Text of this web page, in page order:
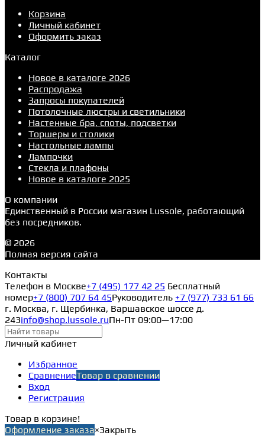
Корзина
Личный кабинет
Оформить заказ
Каталог
Новое в каталоге 2026
Распродажа
Запросы покупателей
Потолочные люстры и светильники
Настенные бра, споты, подсветки
Торшеры и столики
Настольные лампы
Лампочки
Стекла и плафоны
Новое в каталоге 2025
О компании
Единственный в России магазин Lussole, работающий
без посредников.
© 2026
Полная версия сайта
Контакты
Телефон в Москве+7 (495) 177 42 25 Бесплатный
номер+7 (800) 707 64 45Руководитель +7 (977) 733 61 66
г. Москва, г. Щербинка, Варшавское шоссе д.
243info@shop.lussole.ruПн-Пт 09:00—17:00
Личный кабинет
Избранное
СравнениеТовар в сравнении
Вход
Регистрация
Товар в корзине!
Оформление заказа×Закрыть